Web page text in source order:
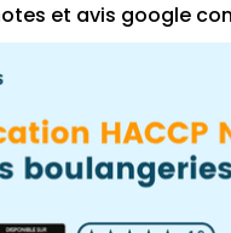
et avis google